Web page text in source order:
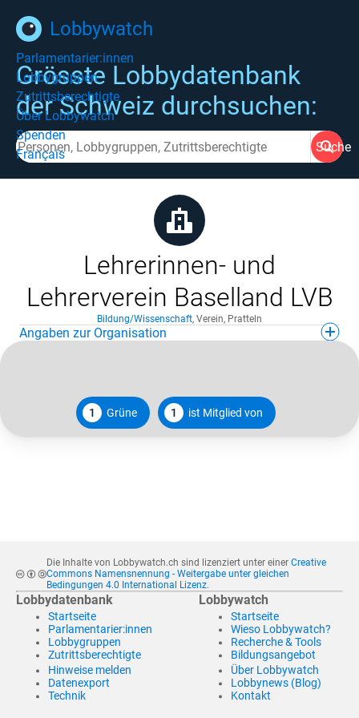
Lobbywatch
Parlamentarier:innen
Lobbygruppen
Zutrittsberechtigte
Über Lobbywatch
Spenden
Français
Grösste Lobbydatenbank
der Schweiz durchsuchen:
Suche
Lehrerinnen- und
Lehrerverein Baselland LVB
Bildung/Wissenschaft, Verein, Pratteln
Angaben zur Organisation
1 Grüne 1 ist Mitglied von
Die Inhalte von Lobbywatch.ch sind lizenziert unter einer Creative
Commons Namensnennung - Weitergabe unter gleichen
Bedingungen 4.0 International Lizenz.
Lobbydatenbank
Startseite
Parlamentarier:innen
Lobbygruppen
Zutrittsberechtigte
Hinweise melden
Datenexport
Technik
Lobbywatch
Startseite
Wieso Lobbywatch?
Recherche & Tools
Bildungsangebot
Über Lobbywatch
Lobbynews (Blog)
Kontakt